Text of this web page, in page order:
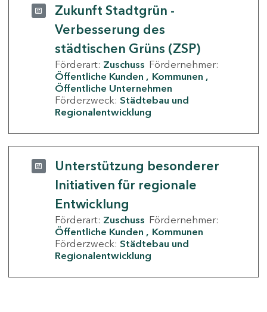
Zukunft Stadtgrün -
Verbesserung des
städtischen Grüns (ZSP)
Förderart: Zuschuss Fördernehmer:
Öffentliche Kunden
Kommunen
Öffentliche Unternehmen
Förderzweck: Städtebau und
Regionalentwicklung
Unterstützung besonderer
Initiativen für regionale
Entwicklung
Förderart: Zuschuss Fördernehmer:
Öffentliche Kunden
Kommunen
Förderzweck: Städtebau und
Regionalentwicklung